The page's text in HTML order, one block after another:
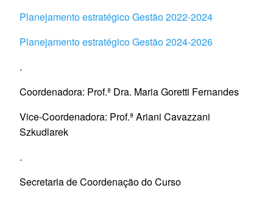
Planejamento estratégico Gestão 2022-2024
Planejamento estratégico Gestão 2024-2026
.
Coordenadora: Prof.ª Dra. Maria Goretti Fernandes
Vice-Coordenadora: Prof.ª Ariani Cavazzani
Szkudlarek
.
Secretaria de Coordenação do Curso